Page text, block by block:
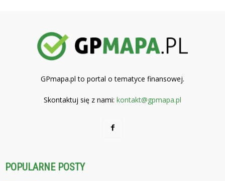
GPmapa.pl to portal o tematyce finansowej.
Skontaktuj się z nami: kontakt@gpmapa.pl
POPULARNE POSTY